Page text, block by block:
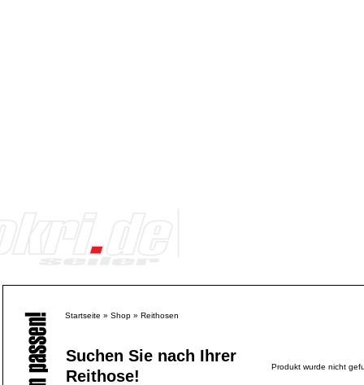
Startseite » Shop » Reithosen
Suchen Sie nach Ihrer
Reithose!
Produkt wurde nicht